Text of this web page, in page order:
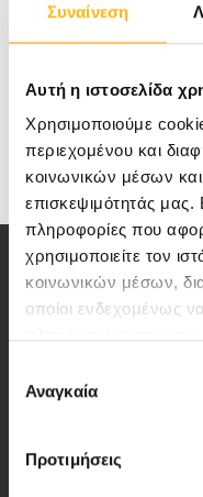
Συναίνεση
Αυτή η ιστοσελίδα
Χρησιμοποιούμε
περιεχομένου και
κοινωνικών μέσων
επισκεψιμότητάς
πληροφορίες που
χρησιμοποιείτε τον
κοινωνικών μέσων,
οποίοι ενδεχομένως
των υπηρεσιών τους.
συγκατάθεσης
Αναγκαία
Προτιμήσεις
26/03/
Αποστολή μας να